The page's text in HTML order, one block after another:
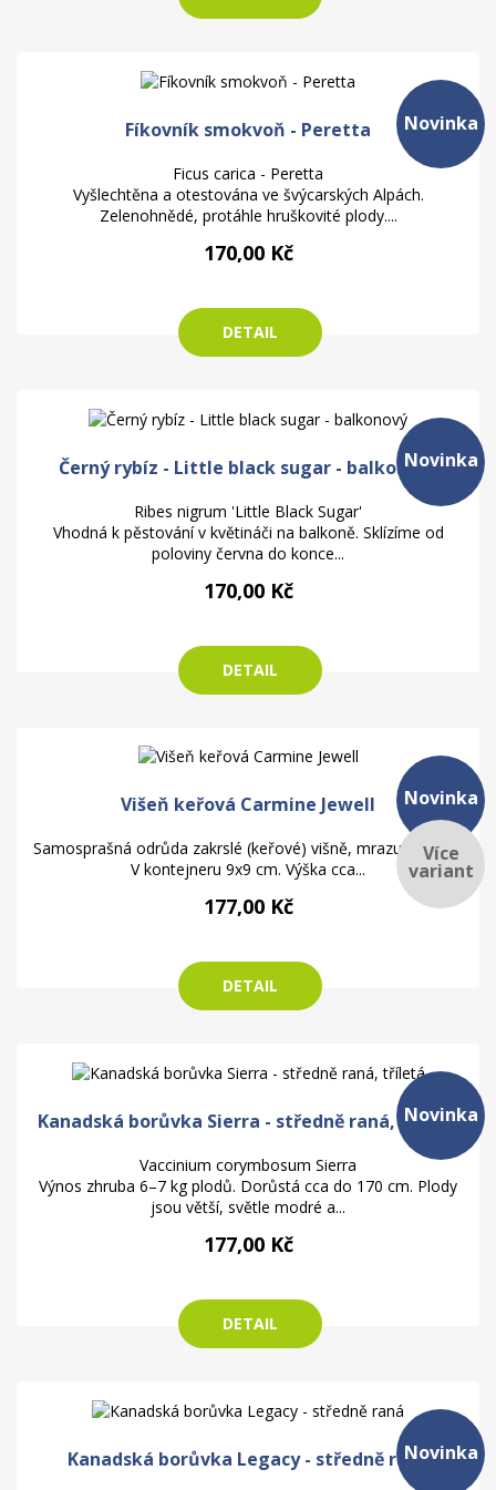
Fíkovník smokvoň - Peretta
Ficus carica - Peretta
Vyšlechtěna a otestována ve švýcarských Alpách.
Zelenohnědé, protáhle hruškovité plody....
170,00 Kč
DETAIL
Novinka
Černý rybíz - Little black sugar - balkonový
Ribes nigrum 'Little Black Sugar'
Vhodná k pěstování v květináči na balkoně. Sklízíme od
poloviny června do konce...
170,00 Kč
DETAIL
Novinka
Višeň keřová Carmine Jewell
Samosprašná odrůda zakrslé (keřové) višně, mrazuvzdorná.
V kontejneru 9x9 cm. Výška cca...
177,00 Kč
DETAIL
Novinka
Více
variant
Kanadská borůvka Sierra - středně raná, tříletá
Vaccinium corymbosum Sierra
Výnos zhruba 6–7 kg plodů. Dorůstá cca do 170 cm. Plody
jsou větší, světle modré a...
177,00 Kč
DETAIL
Novinka
Kanadská borůvka Legacy - středně ranáNovinka